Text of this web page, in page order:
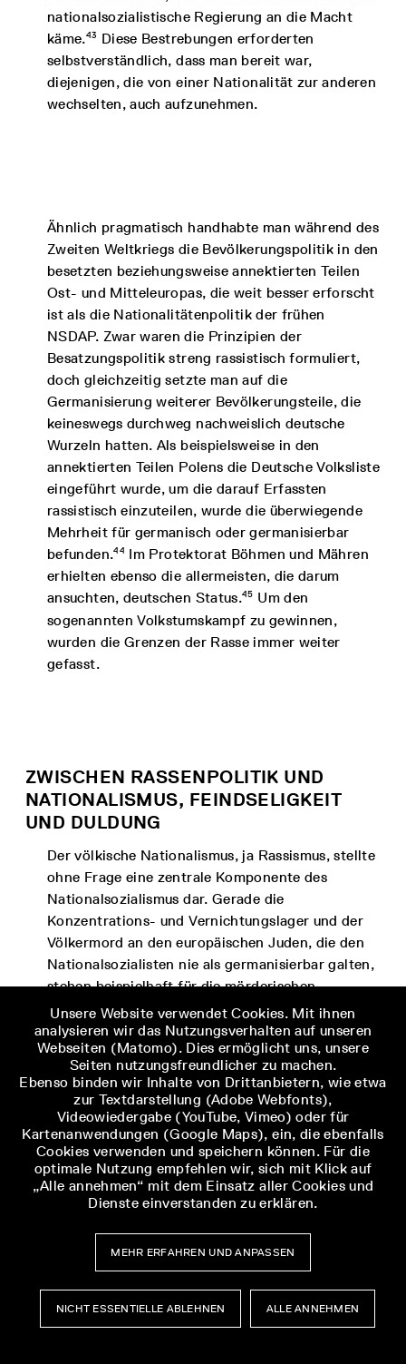
Unsere Website verwendet Cookies. Mit ihnen
analysieren wir das Nutzungsverhalten auf unseren
Webseiten (Matomo). Dies ermöglicht uns, unsere
Seiten nutzungsfreundlicher zu machen.
Ebenso binden wir Inhalte von Drittanbietern, wie etwa
zur Textdarstellung (Adobe Webfonts),
Videowiedergabe (YouTube, Vimeo) oder für
Kartenanwendungen (Google Maps), ein, die ebenfalls
Cookies verwenden und speichern können. Für die
optimale Nutzung empfehlen wir, sich mit Klick auf
„Alle annehmen“ mit dem Einsatz aller Cookies und
Dienste einverstanden zu erklären.
MEHR ERFAHREN UND ANPASSEN
NICHT ESSENTIELLE ABLEHNEN ALLE ANNEHMEN
nationalsozialistische Regierung an die Macht
käme.43 Diese Bestrebungen erforderten
selbstverständlich, dass man bereit war,
diejenigen, die von einer Nationalität zur anderen
wechselten, auch aufzunehmen.
Ähnlich pragmatisch handhabte man während des
Zweiten Weltkriegs die Bevölkerungspolitik in den
besetzten beziehungsweise annektierten Teilen
Ost- und Mitteleuropas, die weit besser erforscht
ist als die Nationalitätenpolitik der frühen
NSDAP. Zwar waren die Prinzipien der
Besatzungspolitik streng rassistisch formuliert,
doch gleichzeitig setzte man auf die
Germanisierung weiterer Bevölkerungsteile, die
keineswegs durchweg nachweislich deutsche
Wurzeln hatten. Als beispielsweise in den
annektierten Teilen Polens die Deutsche Volksliste
eingeführt wurde, um die darauf Erfassten
rassistisch einzuteilen, wurde die überwiegende
Mehrheit für germanisch oder germanisierbar
befunden.44 Im Protektorat Böhmen und Mähren
erhielten ebenso die allermeisten, die darum
ansuchten, deutschen Status.45 Um den
sogenannten Volkstumskampf zu gewinnen,
wurden die Grenzen der Rasse immer weiter
gefasst.
ZWISCHEN RASSENPOLITIK UND
NATIONALISMUS, FEINDSELIGKEIT
UND DULDUNG
Der völkische Nationalismus, ja Rassismus, stellte
ohne Frage eine zentrale Komponente des
Nationalsozialismus dar. Gerade die
Konzentrations- und Vernichtungslager und der
Völkermord an den europäischen Juden, die den
Nationalsozialisten nie als germanisierbar galten,
stehen beispielhaft für die mörderischen
Konsequenzen der nationalsozialistischen
Rassenpolitik. Trotzdem sollte man
nationalsozialistische Ideologie nicht mit
nationalsozialistischer Realität gleichsetzen.
Sowohl im besetzten und annektierten Osteuropa
des Zweiten Weltkrieges als auch, wie bislang
kaum erforscht, in Deutschlands eigenen
Grenzgebieten vor Machtübernahme und Krieg
berief man sich auf die für die Situation jeweils
passendsten nationalistischen Grundsätze und
man rassistisch, für die eigenen Leute ließ man
die rassistischen Standards im Namen des
Volkstumskampfes schleifen, selbst wenn man
sich dadurch eine Blöße gab. Oft richtet sich der
LETZTER
ARTIKEL
ZURÜCK
NÄCHSTER
ARTIKEL